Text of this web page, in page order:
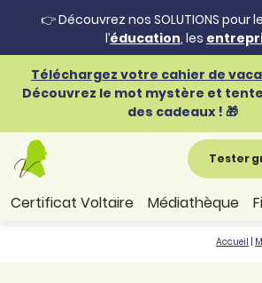
👉 Découvrez nos SOLUTIONS pour
l’éducation, les
Téléchargez votre cahier de
Découvrez le mot mystère et
des cadeaux ! 🎁
Tester
Certificat Voltaire Médiathèque
Accueil